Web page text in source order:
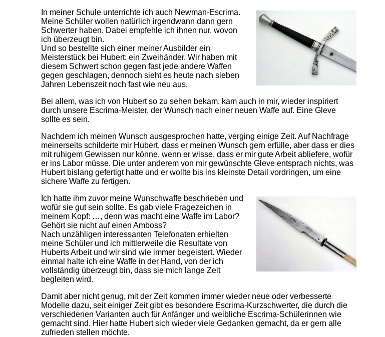
In meiner Schule unterrichte ich auch Newman-Escrima.
Meine Schüler wollen natürlich irgendwann dann gern
Schwerter haben. Dabei empfehle ich ihnen nur, wovon
ich überzeugt bin.
Und so bestellte sich einer meiner Ausbilder ein
Meisterstück bei Hubert: ein Zweihänder. Wir haben mit
diesem Schwert schon gegen fast jede andere Waffen
gegen geschlagen, dennoch sieht es heute nach sieben
Jahren Lebenszeit noch fast wie neu aus.
Bei allem, was ich von Hubert so zu sehen bekam, kam auch in mir, wieder inspiriert
durch unsere Escrima-Meister, der Wunsch nach einer neuen Waffe auf. Eine Gleve
sollte es sein.
Nachdem ich meinen Wunsch ausgesprochen hatte, verging einige Zeit. Auf Nachfrage
meinerseits schilderte mir Hubert, dass er meinen Wunsch gern erfülle, aber dass er dies
mit ruhigem Gewissen nur könne, wenn er wisse, dass er mir gute Arbeit abliefere, wofür
er ins Labor müsse. Die unter anderem von mir gewünschte Gleve entsprach nichts, was
Hubert bislang gefertigt hatte und er wollte bis ins kleinste Detail vordringen, um eine
sichere Waffe zu fertigen.
Ich hatte ihm zuvor meine Wunschwaffe beschrieben und
wofür sie gut sein sollte. Es gab viele Fragezeichen in
meinem Kopf: …, denn was macht eine Waffe im Labor?
Gehört sie nicht auf einen Amboss?
Nach unzähligen interessanten Telefonaten erhielten
meine Schüler und ich mittlerweile die Resultate von
Huberts Arbeit und wir sind wie immer begeistert. Wieder
einmal halte ich eine Waffe in der Hand, von der ich
vollständig überzeugt bin, dass sie mich lange Zeit
begleiten wird.
Damit aber nicht genug, mit der Zeit kommen immer wieder neue oder verbesserte
Modelle dazu, seit einiger Zeit gibt es besondere Escrima-Kurzschwerter, die durch die
verschiedenen Varianten auch für Anfänger und weibliche Escrima-Schülerinnen wie
gemacht sind. Hier hatte Hubert sich wieder viele Gedanken gemacht, da er gern alle
zufrieden stellen möchte.